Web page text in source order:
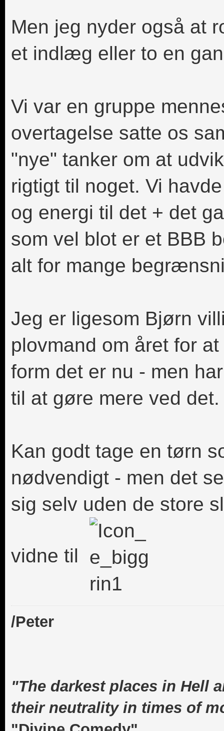
Men jeg nyder også at
et indlæg eller to en
Vi var en gruppe
overtagelse satte os
"nye" tanker om at
rigtigt til noget. Vi
og energi til det + det
som vel blot er et BBB
alt for mange
Jeg er ligesom Bjørn
plovmand om året for
form det er nu - men
til at gøre mere ved det.
Kan godt tage en tørn
nødvendigt - men det
sig selv uden de store
vidne til
/Peter
"The darkest places in Hell
their neutrality in times of